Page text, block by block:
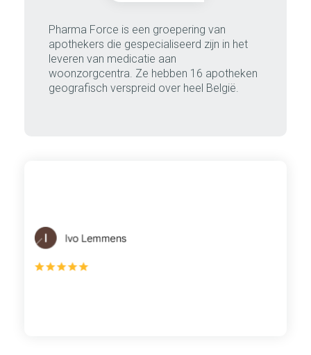
Pharma Force is een groepering van
apothekers die gespecialiseerd zijn in het
leveren van medicatie aan
woonzorgcentra. Ze hebben 16 apotheken
geografisch verspreid over heel België.